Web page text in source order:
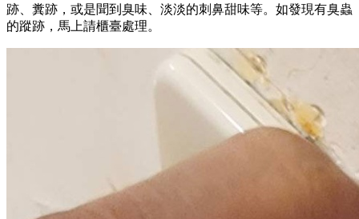
跡、糞跡，或是聞到臭味、淡淡的刺鼻甜味等。如發現有臭蟲
的蹤跡，馬上請櫃臺處理。